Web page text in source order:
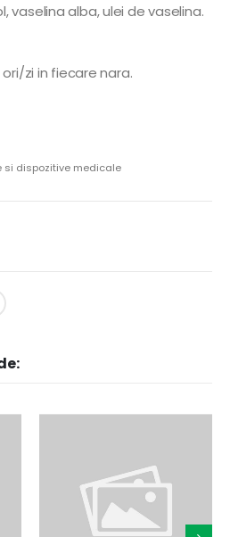
vaselina alba, ulei de vaselina.
zi in fiecare nara.
si dispozitive medicale